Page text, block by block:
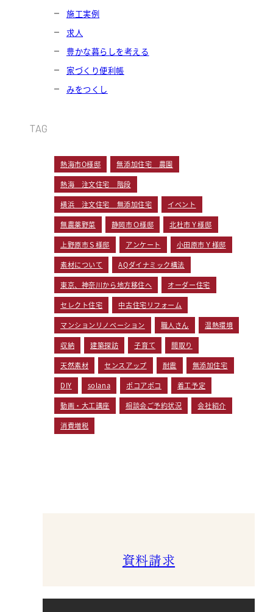
施工実例
求人
豊かな暮らしを考える
家づくり便利帳
みをつくし
TAG
熱海市O様邸 無添加住宅 農園
熱海 注文住宅 階段
横浜 注文住宅 無添加住宅 イベント
無農薬野菜 静岡市Ｏ様邸 北杜市Ｙ様邸
上野原市Ｓ様邸 アンケート 小田原市Ｙ様邸
素材について AQダイナミック構法
東京、神奈川から地方移住へ オーダー住宅
セレクト住宅 中古住宅リフォーム
マンションリノベーション 職人さん 温熱環境
収納 建築探訪 子育て 間取り
天然素材 センスアップ 耐震 無添加住宅
DIY solana ポコアポコ 着工予定
動画・大工講座 相談会ご予約状況 会社紹介
消費増税
資料請求